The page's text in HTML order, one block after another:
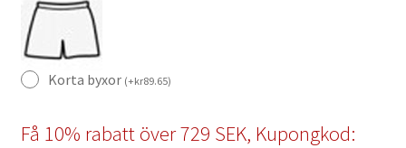
Korta byxor (+kr89.65)
Få 10% rabatt över 729 SEK, Kupongkod: